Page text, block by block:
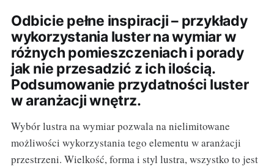
Odbicie pełne inspiracji – przykłady
wykorzystania luster na wymiar w
różnych pomieszczeniach i porady
jak nie przesadzić z ich ilością.
Podsumowanie przydatności luster
w aranżacji wnętrz.
Wybór lustra na wymiar pozwala na nielimitowane
możliwości wykorzystania tego elementu w aranżacji
przestrzeni. Wielkość, forma i styl lustra, wszystko to jest